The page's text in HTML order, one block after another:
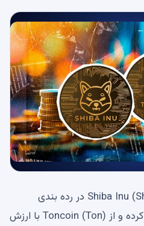
ارز رمزنگاری شده با سگ Shiba Inu (Shib) در رده بندی
رمزنگاری امتیاز بالاتری کسب کرده و از Toncoin (Ton) با ارزش